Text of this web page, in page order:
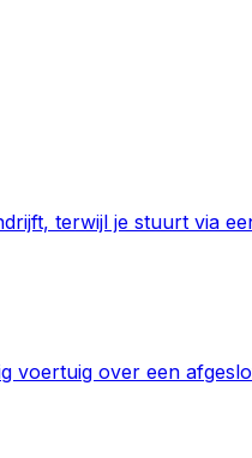
terwijl je stuurt via
voertuig over een